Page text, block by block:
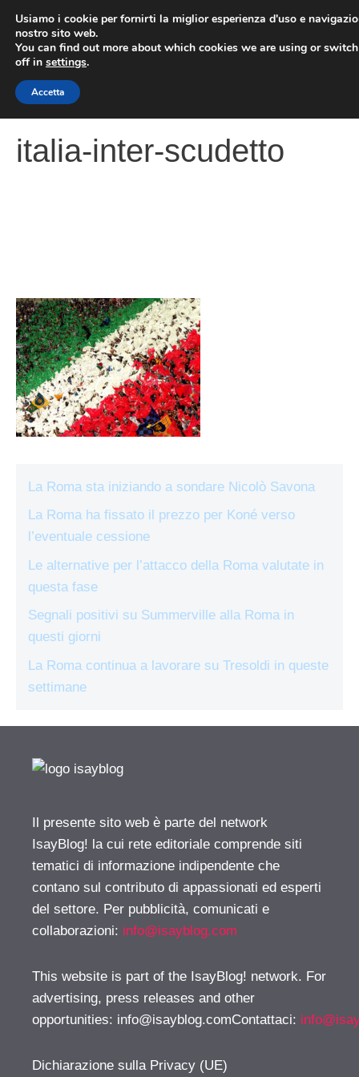
contenuto
italia-inter-scudetto
La Roma sta iniziando a sondare Nicolò Savona
La Roma ha fissato il prezzo per Koné verso
l’eventuale cessione
Le alternative per l’attacco della Roma valutate in
questa fase
Segnali positivi su Summerville alla Roma in
questi giorni
La Roma continua a lavorare su Tresoldi in queste
settimane
Il presente sito web è parte del network
IsayBlog! la cui rete editoriale comprende siti
tematici di informazione indipendente che
contano sul contributo di appassionati ed esperti
del settore. Per pubblicità, comunicati e
collaborazioni: info@isayblog.com
This website is part of the IsayBlog! network. For
advertising, press releases and other
opportunities: info@isayblog.comContattaci:
Dichiarazione sulla Privacy (UE)
Usiamo i cookie per fornirti la miglior esperienza d'uso e
nostro sito web.
You can find out more about which cookies we are using or
off in settings.
Accetta